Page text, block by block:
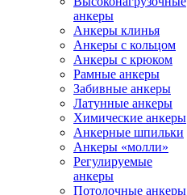
анкеры
Анкеры клинья
Анкеры с кольцом
Анкеры с крюком
Рамные анкеры
Забивные анкеры
Латунные анкеры
Химические анкеры
Анкерные шпильки
Анкеры «молли»
Регулируемые
анкеры
Потолочные анкеры